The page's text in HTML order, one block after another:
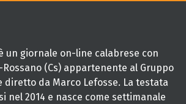
un giornale on-line calabrese con
(Cs) appartenente al Gruppo
diretto da Marco Lefosse. La testata
nel 2014 e nasce come settimanale